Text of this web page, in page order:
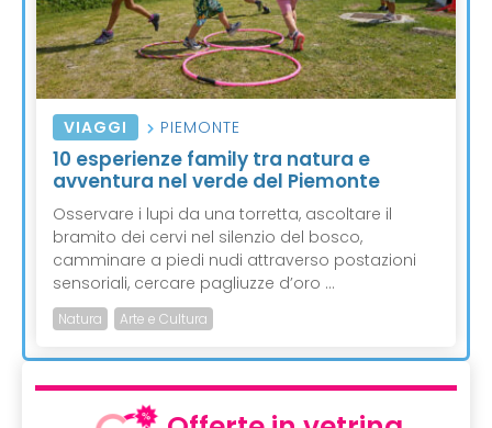
VIAGGI PIEMONTE
10 esperienze family tra natura e
avventura nel verde del Piemonte
Osservare i lupi da una torretta, ascoltare il
bramito dei cervi nel silenzio del bosco,
camminare a piedi nudi attraverso postazioni
sensoriali, cercare pagliuzze d’oro ...
Natura Arte e Cultura